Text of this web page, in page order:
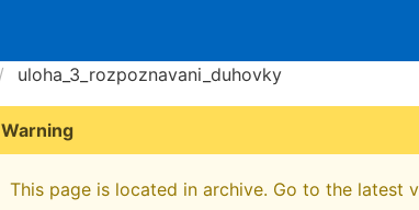
uloha_3_rozpoznavani_duhovky
Warning
This page is located in archive. Go to the latest